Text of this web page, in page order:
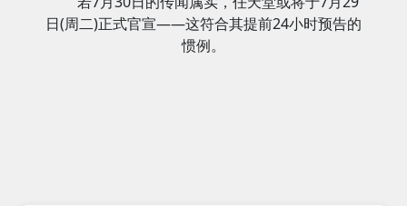
日(周二)正式官宣——这符合其提前24小时预告的
惯例。